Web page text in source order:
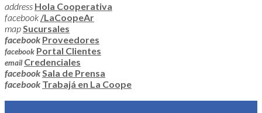
address Hola Cooperativa
facebook /LaCoopeAr
mapSucursales
facebook Proveedores
facebook Portal Clientes
email Credenciales
facebookSala de Prensa
facebook Trabajá en La Coope